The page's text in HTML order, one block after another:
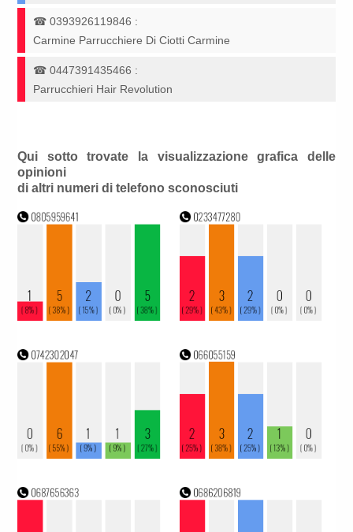
☎0393926119846 :
Carmine Parrucchiere Di Ciotti Carmine
☎0447391435466 :
Parrucchieri Hair Revolution
Qui sotto trovate la visualizzazione grafica delle
opinioni
di altri numeri di telefono sconosciuti